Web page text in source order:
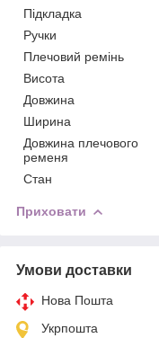
Підкладка
Ручки
Плечовий ремінь
Висота
Довжина
Ширина
Довжина плечового
ременя
Стан
Приховати
Умови доставки
Нова Пошта
Укрпошта